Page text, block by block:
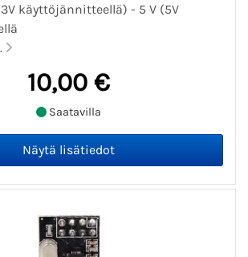
käyttöjännitteellä) - 5 V (5V
10,00 €
Saatavilla